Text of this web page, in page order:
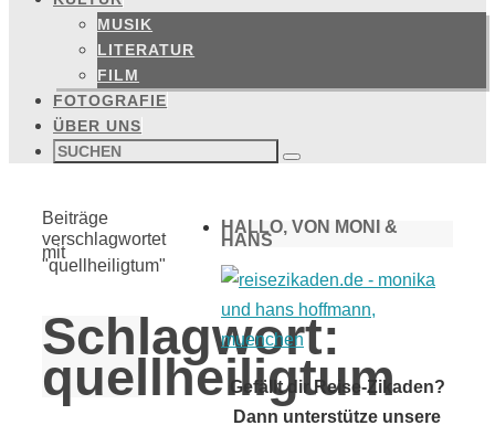
MUSIK
LITERATUR
FILM
FOTOGRAFIE
ÜBER UNS
Suchen
nach: Suchen
Start
Beiträge
verschlagwortet
mit
"quellheiligtum"
Schlagwort:
quellheiligtum
HALLO, VON MONI &
HANS
Gefällt dir Reise-Zikaden?
Dann unterstütze unsere